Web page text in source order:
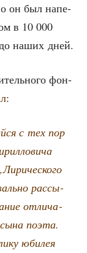
он был напе­
в 10 000
наших дней.
фон­
:
с тех пор
рас­сы­
отли­ча­
поэта.
юби­лея